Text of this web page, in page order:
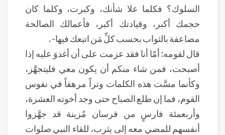
السلوك؟ فكلما علا شأنك، وكبرت، وكلما كان
حجمك أكبر، وقيادتك أكبر، فأعمالك الصالحة
مضاعفة بالثواب بحسب كلِّ مَن اتبعك فيها- .
قال لقومه: أمّا أنا فقد عزمت على أن أغدوَ عليه إذا
أصبحت، فمن شاء منكم أن يكون معي فليتجهَّز،
وكأنما مسَّت هذه الكلمات وتراً مرهفاً في نفوس
القوم، فما إن طلع الصباح حتى وجد أخوته العشرة،
وأربعمئة فارسٍ من فرسان مُزينة قد جهَّزوا
أنفسهم للمضي معه إلى يثرب، للقاء النبي صلوات